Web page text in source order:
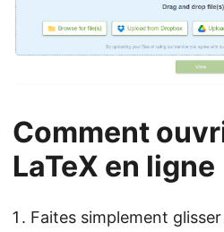
Comment
LaTeX en ligne
Faites simplement